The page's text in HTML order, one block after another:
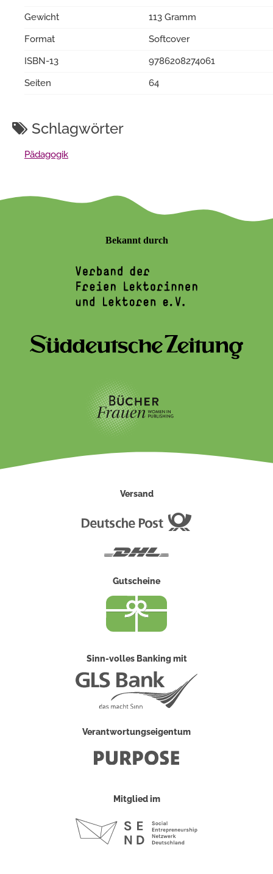
Gewicht
113 Gramm
Format
Softcover
ISBN-13
9786208274061
Seiten
64
Schlagwörter
Pädagogik
Bekannt durch
Versand
Gutscheine
Sinn-volles Banking mit
Verantwortungseigentum
Mitglied im